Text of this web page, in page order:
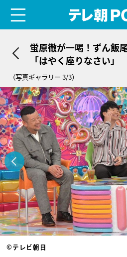
蛍原徹が一喝！ずん飯
「はやく座りなさい」
（写真ギャラリー 3/3）
©テレビ朝日